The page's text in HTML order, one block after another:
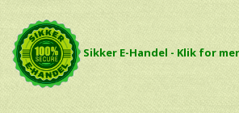
Sikker E-Handel - Klik for